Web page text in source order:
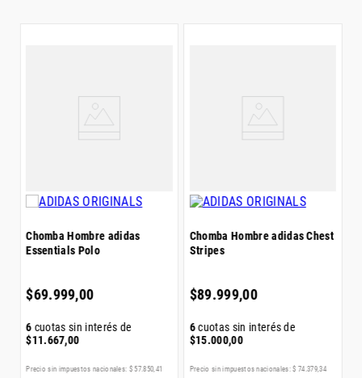
Chomba Hombre adidas
Essentials Polo
$69.999,00
6 cuotas sin interés de
$11.667,00
Precio sin impuestos nacionales: $ 57.850 41
Chomba Hombre adidas Chest
Stripes
$89.999,00
6cuotas sin interés de
$15.000,00
Precio sin impuestos nacionales: $ 74 379,34